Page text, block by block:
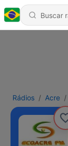
Rádios Acre